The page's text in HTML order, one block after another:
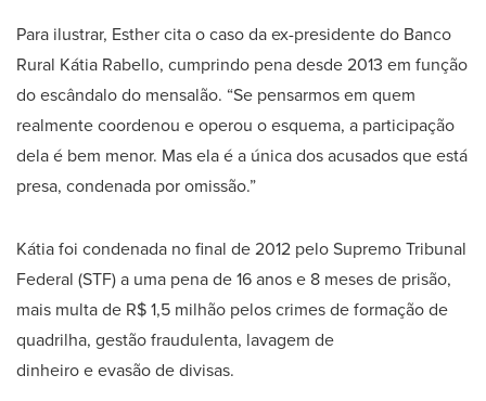
Para ilustrar, Esther cita o caso da ex-presidente do Banco
Rural Kátia Rabello, cumprindo pena desde 2013 em função
do escândalo do mensalão. “Se pensarmos em quem
realmente coordenou e operou o esquema, a participação
dela é bem menor. Mas ela é a única dos acusados que está
presa, condenada por omissão.”
Kátia foi condenada no final de 2012 pelo Supremo Tribunal
Federal (STF) a uma pena de 16 anos e 8 meses de prisão,
mais multa de R$ 1,5 milhão pelos crimes de formação de
quadrilha, gestão fraudulenta, lavagem de
dinheiro e evasão de divisas.